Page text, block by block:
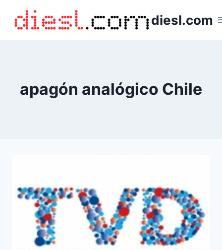
contenido
diesl.com
apagón analógico Chile